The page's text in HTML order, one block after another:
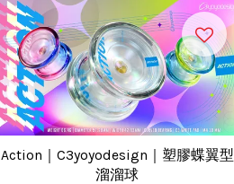
Action｜C3yoyodesign｜塑膠蝶翼型
溜溜球